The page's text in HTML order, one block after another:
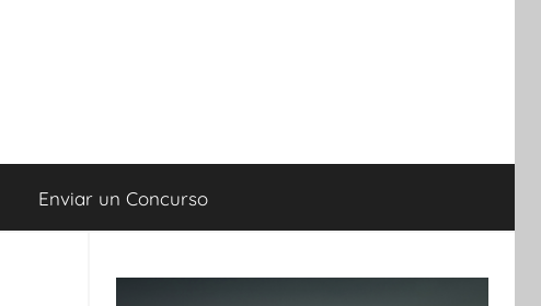
Enviar un Concurso